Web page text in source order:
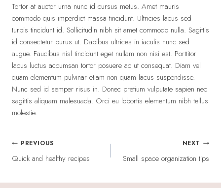
Tortor at auctor urna nunc id cursus metus. Amet mauris
commodo quis imperdiet massa tincidunt. Ultricies lacus sed
turpis tincidunt id. Sollicitudin nibh sit amet commodo nulla. Sagittis
id consectetur purus ut. Dapibus ultrices in iaculis nunc sed
augue. Faucibus nisl tincidunt eget nullam non nisi est. Porttitor
lacus luctus accumsan tortor posuere ac ut consequat. Diam vel
quam elementum pulvinar etiam non quam lacus suspendisse.
Nunc sed id semper risus in. Donec pretium vulputate sapien nec
sagittis aliquam malesuada. Orci eu lobortis elementum nibh tellus
molestie.
Post
navigation
PREVIOUS
Quick and healthy recipes
NEXT
Small space organization tips